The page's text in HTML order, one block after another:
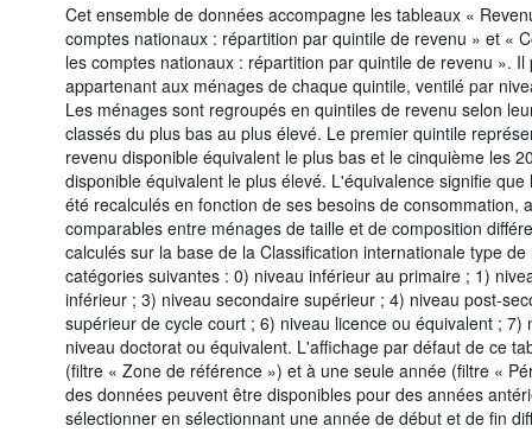
Cet ensemble de données accompagne les tableaux «
comptes nationaux : répartition par quintile de revenu » et «
les comptes nationaux : répartition par quintile de revenu ».
appartenant aux ménages de chaque quintile, ventilé par
Les ménages sont regroupés en quintiles de revenu selon
classés du plus bas au plus élevé. Le premier quintile
revenu disponible équivalent le plus bas et le cinquième les
disponible équivalent le plus élevé. L'équivalence signifie
été recalculés en fonction de ses besoins de consommation,
comparables entre ménages de taille et de composition
calculés sur la base de la Classification internationale type
catégories suivantes : 0) niveau inférieur au primaire ; 1)
inférieur ; 3) niveau secondaire supérieur ; 4) niveau post-
supérieur de cycle court ; 6) niveau licence ou équivalent ;
niveau doctorat ou équivalent. L'affichage par défaut de ce
(filtre « Zone de référence ») et à une seule année (filtre «
des données peuvent être disponibles pour des années
sélectionner en sélectionnant une année de début et de fin